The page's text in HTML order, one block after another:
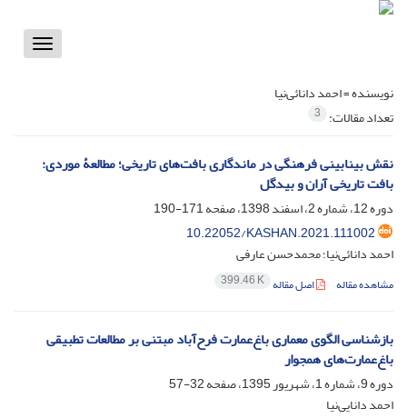
Toggle
نویسنده =احمد دانائی‌نیا
تعداد مقالات: 3
نقش بینابینی فرهنگی در ماندگاری بافت‌های تاریخی؛ مطالعۀ موردی:
بافت تاریخی آران و بیدگل
دوره 12، شماره 2، اسفند 1398، صفحه
171-190
10.22052/KASHAN.2021.111002
احمد دانائی‌نیا؛ محمدحسن عارفی
مشاهده مقاله اصل مقاله 399.46 K
بازشناسی الگوی معماری باغ‌عمارت فرح‌آباد مبتنی بر مطالعات تطبیقی
باغ‌‌عمارت‌های همجوار
دوره 9، شماره 1، شهریور 1395، صفحه
32-57
احمد دانایی‌نیا